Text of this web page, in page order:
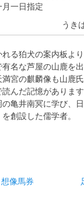
一日指定
うき
る狛犬の案内板より
名な芦屋の山鹿を
宮の麒麟像も山鹿
んだ記憶がありま
亀井南冥に学び、
創設した儒学者。
像馬券